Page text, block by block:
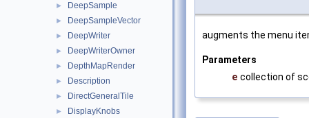
► DeepSample
► DeepSampleVector
► DeepWriter
► DeepWriterOwner
► DepthMapRender
► Description
► DirectGeneralTile
► DisplayKnobs
augments the menu
Parameters
e collection of